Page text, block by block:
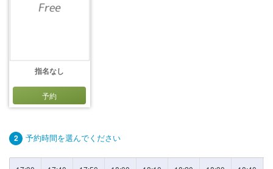
指名なし
予約
2 予約時間を選んでください